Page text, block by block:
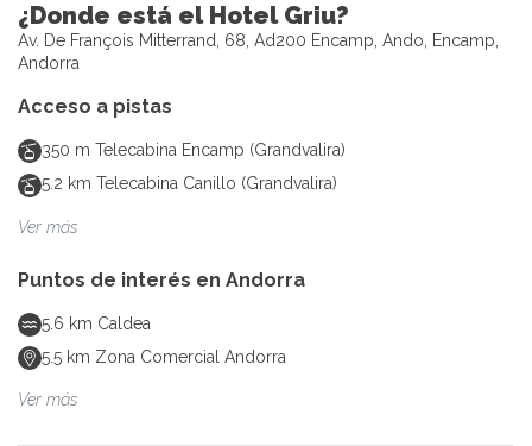
¿Donde está el Hotel Griu?
Av. De François Mitterrand, 68, Ad200 Encamp, Ando, Encamp,
Andorra
Acceso a pistas
350 m Telecabina Encamp (Grandvalira)
5.2 km Telecabina Canillo (Grandvalira)
Ver más
Puntos de interés en Andorra
5.6 km Caldea
5.5 km Zona Comercial Andorra
Ver más